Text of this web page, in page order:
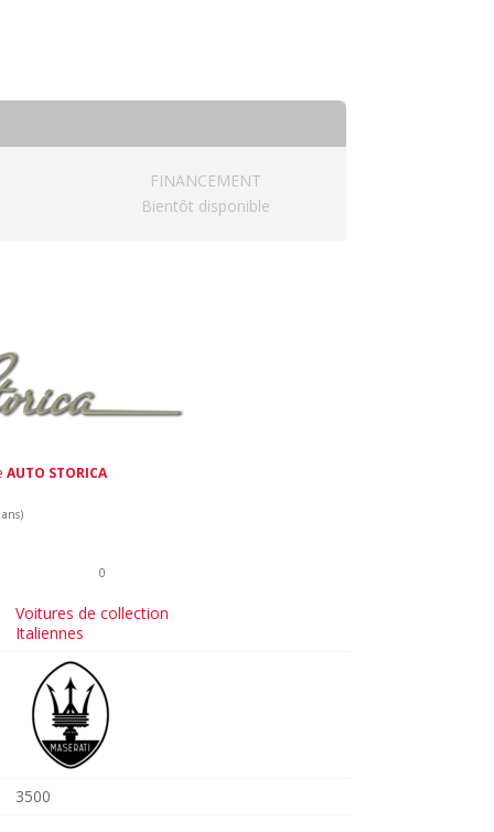
FINANCEMENT
Bientôt disponible
AUTO STORICA
0
Voitures de collection
Italiennes
3500